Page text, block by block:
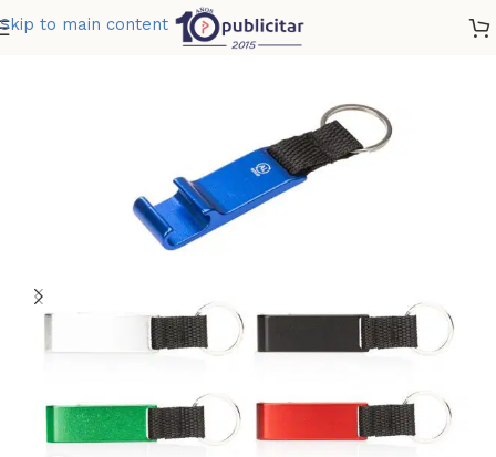
Skip to main content
LLAVERO METALICO HOLDER